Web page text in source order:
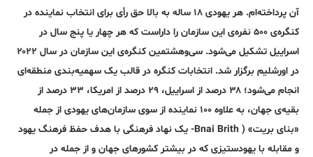
آن پرداخته‌ام. هر یهودی ۱۸ ساله به بالا حق رأی برای انتخاب نماینده در
کنگره‌ی ۵۰۰ نفره‌ی این سازمان را داراست که هر چهار یا پنج سال در
اسراییل تشکیل می‌شود. سی‌و‌هشتمین کنگره‌ی این سازمان در سال ۲۰۲۲
در اورشلیم برگزار شد. انتخابات کنگره در قالب یک سهمیه‌بندی منطقه‌ای
انجام می‌شود؛ ۳۸ درصد از اسراییل، ۲۹ درصد از امریکا، ۳۳ درصد از
بقیه‌ی جهان، به علاوه ۱۰۰ نماینده از سوی سازمان‌های یهودی از جمله
«بنای بریت» ( Bnai Brith- یک نهاد فرهنگی با هدف حفظ فرهنگ یهود
و مقابله با یهودستیزی که در بیشتر کشور‌های جهان و از جمله در